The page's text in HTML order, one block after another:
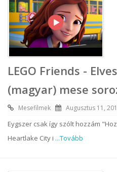
LEGO Friends -
(magyar) mese
Mesefilmek Augusztus 11,
Eygszer csak így szólt hozzám
Heartlake City i ...Tovább